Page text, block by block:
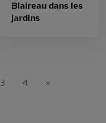
Blaireau dans les
jardins
3 4 »